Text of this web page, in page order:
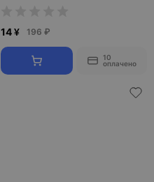
14 ¥ 196 ₽
10
оплачено